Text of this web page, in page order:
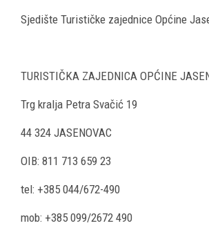
Sjedište Turističke zajednice Općine
TURISTIČKA ZAJEDNICA OPĆINE
Trg kralja Petra Svačić 19
44 324 JASENOVAC
OIB: 811 713 659 23
tel: +385 044/672-490
mob: +385 099/2672 490